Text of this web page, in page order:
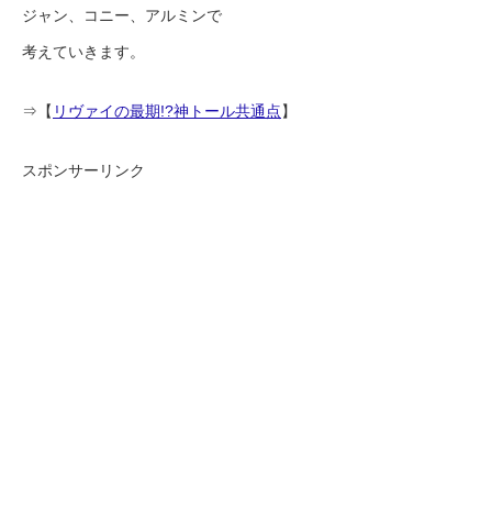
ジャン、コニー、アルミンで
考えていきます。
⇒【 リヴァイの最期!?神トール共通点】
スポンサーリンク